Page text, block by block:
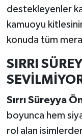
destekleyenler
kamuoyu
konuda tüm
SIRRI
Sırrı Süreyya
boyunca hem
rol alan